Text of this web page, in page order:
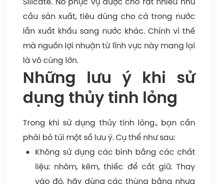
cầu sản xuất, tiêu dùng cho cả trong nước
lẫn xuất khẩu sang nước khác. Chính vì thế
mà nguồn lợi nhuận từ lĩnh vực này mang lại
là vô cùng lớn.
Những lưu ý khi sử
dụng thủy tinh lỏng
Trong khi sử dụng thủy tinh lỏng., bạn cần
phải bỏ túi một số lưu ý. Cụ thể như sau:
Không sử dụng các bình bằng các chất
liệu: nhôm, kẽm, thiếc để cất giữ. Thay
vào đó, hãy dùng các thùng bằng nhựa